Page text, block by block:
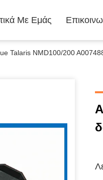
Με Εμάς
Talaris NMD100/200